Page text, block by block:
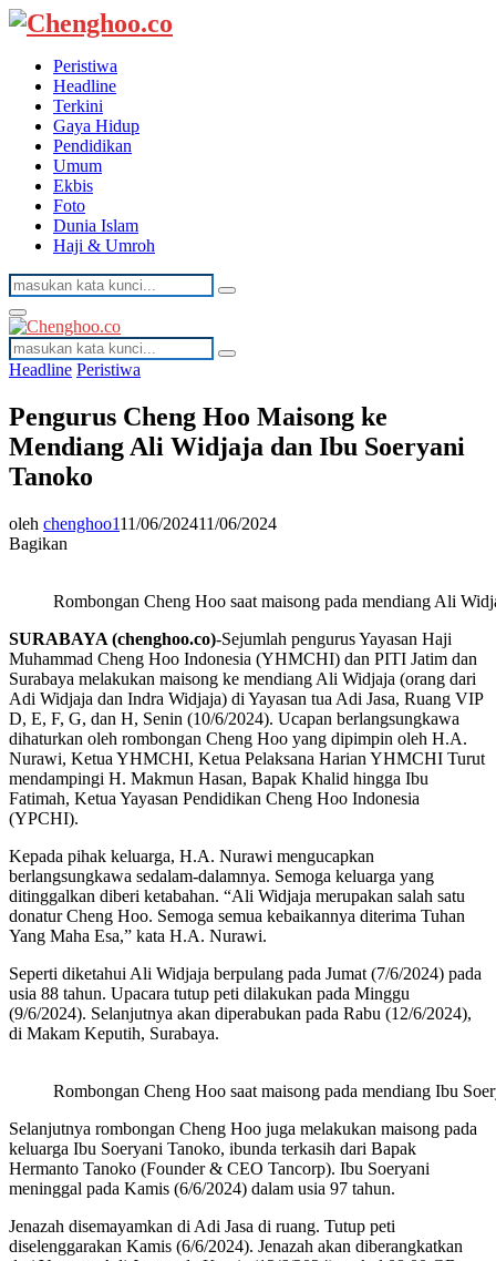
Peristiwa
Headline
Terkini
Gaya Hidup
Pendidikan
Umum
Ekbis
Foto
Dunia Islam
Haji & Umroh
Search
for:
Search
Facebook
Twitter
Youtube
Primary
Menu
Search
for:
Search
Headline Peristiwa
Pengurus Cheng Hoo Maisong ke
Mendiang Ali Widjaja dan Ibu Soeryani
Tanoko
oleh chenghoo111/06/202411/06/2024
Bagikan
Rombongan Cheng Hoo saat maisong pada mendiang Ali
SURABAYA (chenghoo.co)-Sejumlah pengurus Yayasan Haji
Muhammad Cheng Hoo Indonesia (YHMCHI) dan PITI Jatim dan
Surabaya melakukan maisong ke mendiang Ali Widjaja (orang dari
Adi Widjaja dan Indra Widjaja) di Yayasan tua Adi Jasa, Ruang VIP
D, E, F, G, dan H, Senin (10/6/2024). Ucapan berlangsungkawa
dihaturkan oleh rombongan Cheng Hoo yang dipimpin oleh H.A.
Nurawi, Ketua YHMCHI, Ketua Pelaksana Harian YHMCHI Turut
mendampingi H. Makmun Hasan, Bapak Khalid hingga Ibu
Fatimah, Ketua Yayasan Pendidikan Cheng Hoo Indonesia
(YPCHI).
Kepada pihak keluarga, H.A. Nurawi mengucapkan
berlangsungkawa sedalam-dalamnya. Semoga keluarga yang
ditinggalkan diberi ketabahan. “Ali Widjaja merupakan salah satu
donatur Cheng Hoo. Semoga semua kebaikannya diterima Tuhan
Yang Maha Esa,” kata H.A. Nurawi.
Seperti diketahui Ali Widjaja berpulang pada Jumat (7/6/2024) pada
usia 88 tahun. Upacara tutup peti dilakukan pada Minggu
(9/6/2024). Selanjutnya akan diperabukan pada Rabu (12/6/2024),
di Makam Keputih, Surabaya.
Rombongan Cheng Hoo saat maisong pada mendiang Ibu
Selanjutnya rombongan Cheng Hoo juga melakukan maisong pada
keluarga Ibu Soeryani Tanoko, ibunda terkasih dari Bapak
Hermanto Tanoko (Founder & CEO Tancorp). Ibu Soeryani
meninggal pada Kamis (6/6/2024) dalam usia 97 tahun.
Jenazah disemayamkan di Adi Jasa di ruang. Tutup peti
diselenggarakan Kamis (6/6/2024). Jenazah akan diberangkatkan